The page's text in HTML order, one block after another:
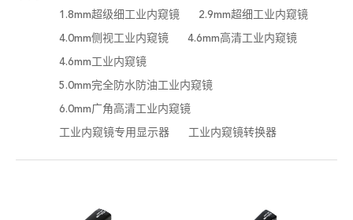
1.8mm超级细工业内窥镜
2.9mm超细工业内窥镜
4.0mm侧视工业内窥镜
4.6mm高清工业内窥镜
4.6mm工业内窥镜
5.0mm完全防水防油工业内窥镜
6.0mm广角高清工业内窥镜
工业内窥镜专用显示器
工业内窥镜转换器